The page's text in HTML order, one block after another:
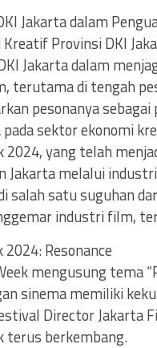
Jakarta dalam
Provinsi DKI
Jakarta dalam
terutama di tengah
pesonanya
sektor ekonomi
2024, yang telah
Jakarta melalui
salah satu suguhan
industri film,
Resonance
mengusung tema
sinema memiliki
Director Jakarta
terus berkembang.